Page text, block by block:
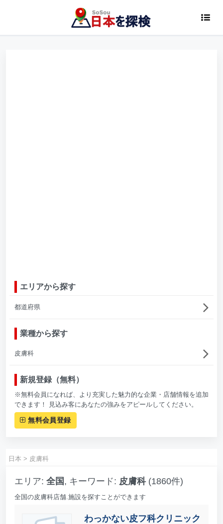
エリアから探す
都道府県
業種から探す
皮膚科
新規登録（無料）
※無料会員になれば、より充実した魅力的な企業・店舗情報を追加
できます！ 見込み客にあなたの強みをアピールしてください。
無料会員登録
日本 > 皮膚科
エリア: 全国 , キーワード: 皮膚科(1860件)
全国の皮膚科店舗.施設を探すことができます
わっかない皮フ科クリニック